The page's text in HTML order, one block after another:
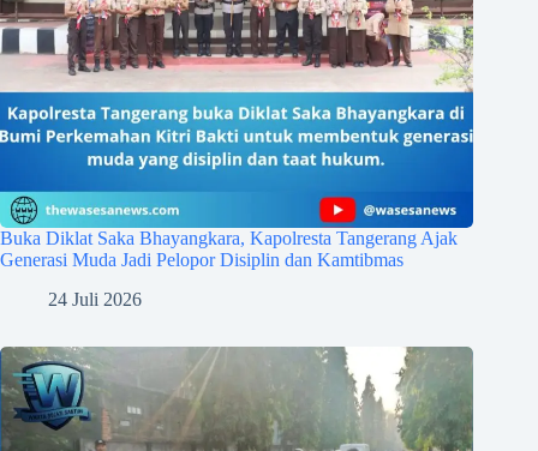
Buka Diklat Saka Bhayangkara, Kapolresta Tangerang Ajak
Generasi Muda Jadi Pelopor Disiplin dan Kamtibmas
24 Juli 2026